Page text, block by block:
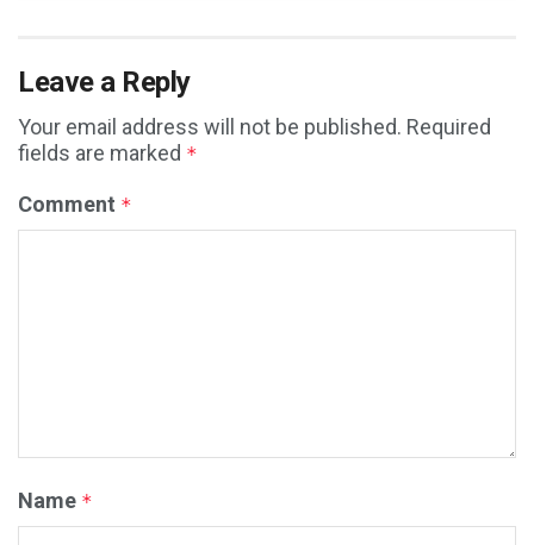
Leave a Reply
Your email address will not be published. Required
fields are marked *
Comment *
Name *